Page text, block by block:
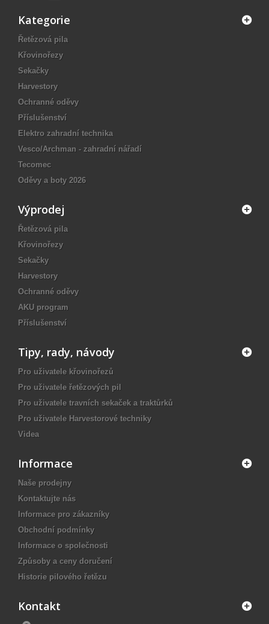
Kategorie
Řetězová pila
Křovinořezy
Sekačky
Harvestory
Ochranné oděvy
Příslušenství
Elektro zahradní technika
Vesco/Archman - zahradní nářadí
Tecomec
Oděvy a boty 2026
Výprodej
Řetězová pila
Křovinořezy
Sekačky
Harvestory
Ochranné oděvy
AKU program
Příslušenství
Tipy, rady, návody
Pro uživatele křovinořezů
Pro uživatele řetězových pil
Pro uživatele travních sekaček a traktůrků
Pro uživatele Harvestorové techniky
Videa
Informace
Naše prodejny
Kontaktujte nás
Informace pro zákazníky
Obchodní podmínky
Informace o společnosti
Způsoby a ceny doručení
Historie pilového řetězu
Kontakt